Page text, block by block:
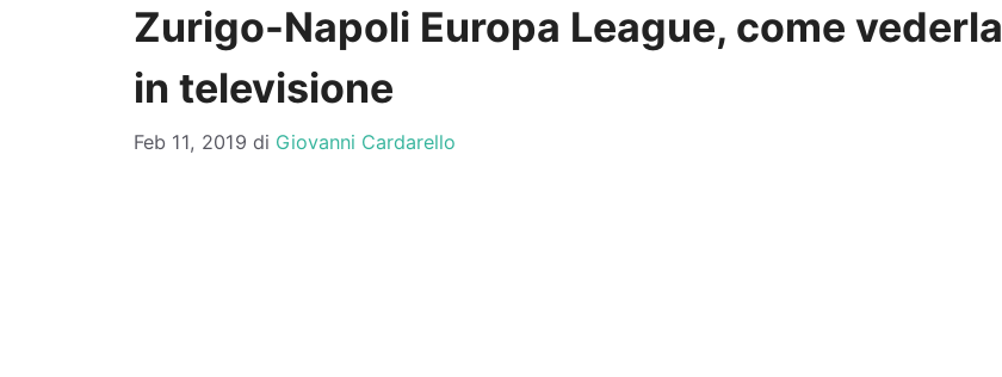
Zurigo-Napoli Europa League, come vederla
in televisione
Feb 11, 2019 di Giovanni Cardarello